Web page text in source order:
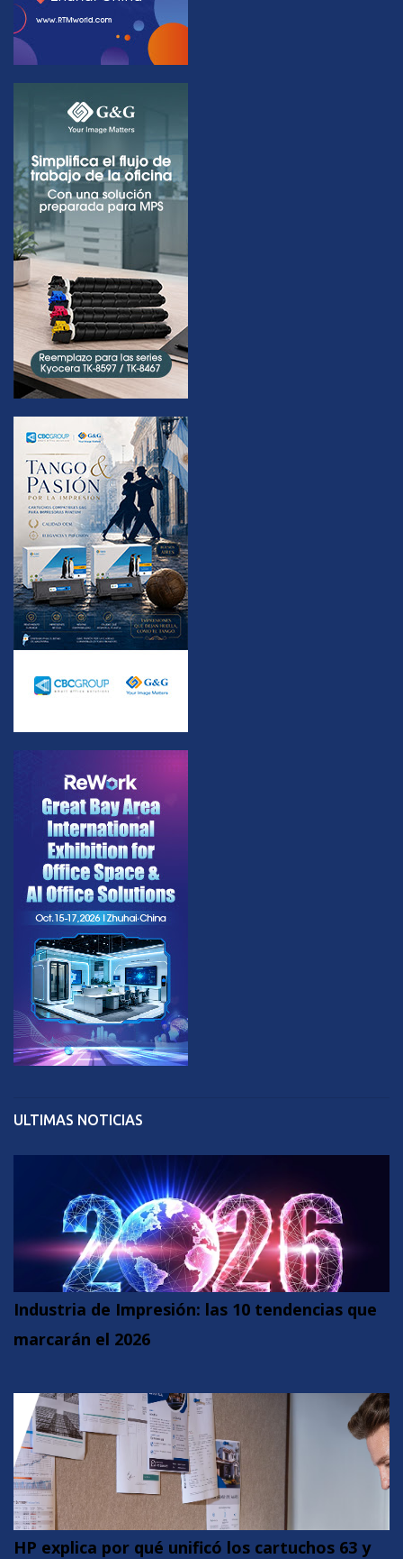
ULTIMAS NOTICIAS
Industria de Impresión: las 10 tendencias que
marcarán el 2026
HP explica por qué unificó los cartuchos 63 y